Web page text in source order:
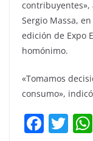
contribuyentes»,
Sergio Massa,
edición de Expo
homónimo.
«Tomamos
consumo»,
F T